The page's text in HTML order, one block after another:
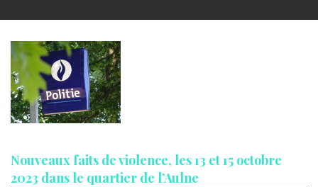
Nouveaux faits de violence, les 13 et 15 octobre
2023 dans le quartier de l’Aulne